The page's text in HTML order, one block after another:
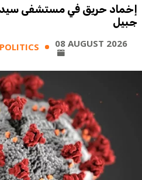
إخماد حريق في مستشفى
جبيل
POLITICS 08 AUGUST 2026